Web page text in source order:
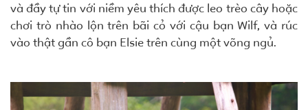
và đầy tự tin với niềm yêu thích được leo trèo cây hoặc
chơi trò nhào lộn trên bãi cỏ với cậu bạn Wilf, và rúc
vào thật gần cô bạn Elsie trên cùng một võng ngủ.